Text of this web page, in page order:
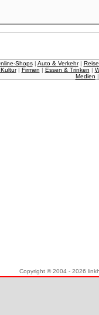
Shops| Auto & Verkehr|
| Firmen | Essen & Trinken |
Medien |
Copyright © 2004 - 2026